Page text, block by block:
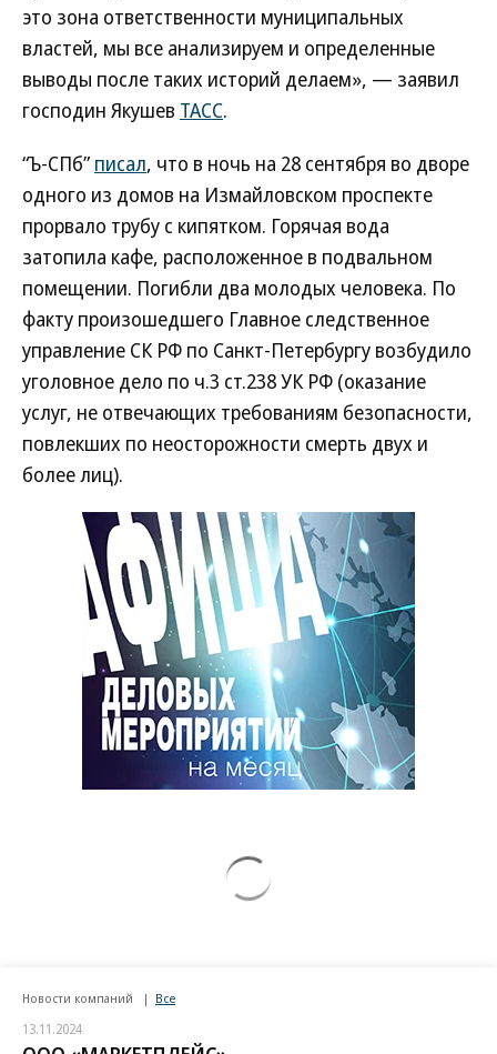
это зона ответственности муниципальных
властей, мы все анализируем и определенные
выводы после таких историй делаем», — заявил
господин Якушев ТАСС.
“Ъ-СПб” писал, что в ночь на 28 сентября во дворе
одного из домов на Измайловском проспекте
прорвало трубу с кипятком. Горячая вода
затопила кафе, расположенное в подвальном
помещении. Погибли два молодых человека. По
факту произошедшего Главное следственное
управление СК РФ по Санкт-Петербургу возбудило
уголовное дело по ч.3 ст.238 УК РФ (оказание
услуг, не отвечающих требованиям безопасности,
повлекших по неосторожности смерть двух и
более лиц).
Новости компаний Все
13.11.2024